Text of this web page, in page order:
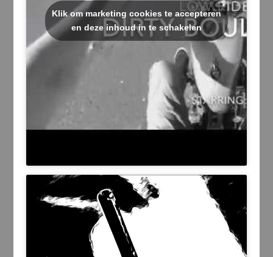
Klik om marketing cookies te accepteren
en deze inhoud in te schakelen